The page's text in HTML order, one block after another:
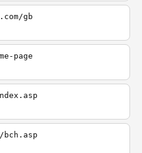
gb
page